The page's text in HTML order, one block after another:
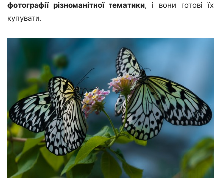
фотографії різноманітної тематики, і вони готові їх
купувати.